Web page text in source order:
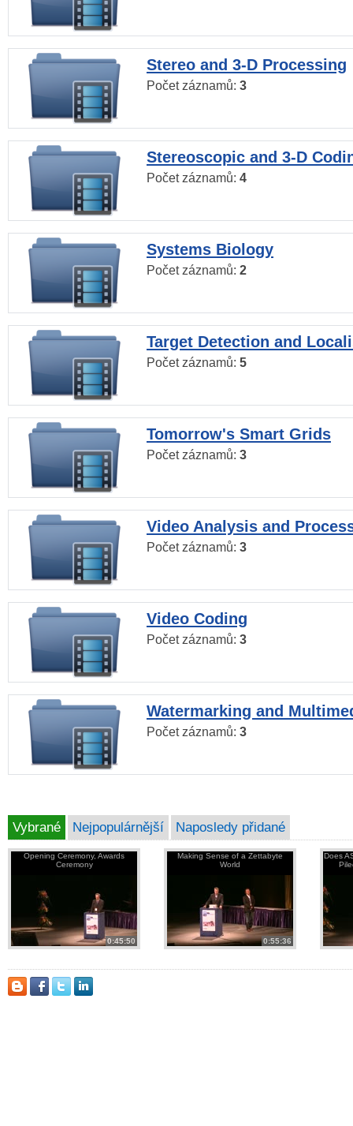
Stereo and 3-D Processing
Počet záznamů: 3
Stereoscopic and 3-D
Počet záznamů: 4
Systems Biology
Počet záznamů: 2
Target Detection and
Počet záznamů: 5
Tomorrow's Smart Grids
Počet záznamů: 3
Video Analysis and
Počet záznamů: 3
Video Coding
Počet záznamů: 3
Watermarking and
Počet záznamů: 3
Vybrané Nejpopulárnější Naposledy přidané
Opening Ceremony, Awards
Ceremony
0:45:50
Making Sense of a Zettabyte
World
0:55:36
Does